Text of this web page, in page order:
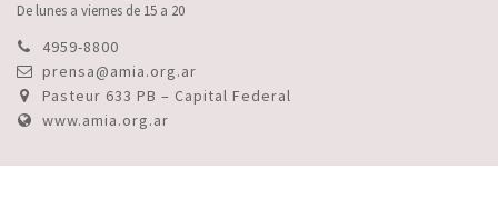
De lunes a viernes de 15 a 20
4959-8800
prensa@amia.org.ar
Pasteur 633 PB – Capital Federal
www.amia.org.ar